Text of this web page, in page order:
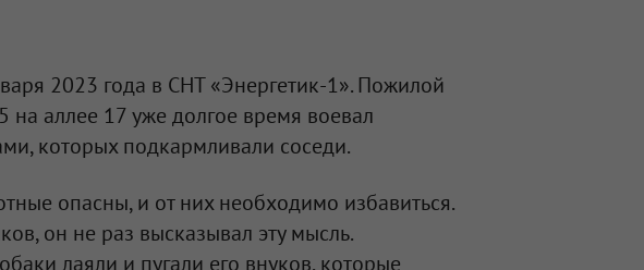
2023 года в СНТ «Энергетик-1». Пожилой
на аллее 17 уже долгое время воевал
которых подкармливали соседи.
опасны, и от них необходимо избавиться.
он не раз высказывал эту мысль.
лаяли и пугали его внуков, которые